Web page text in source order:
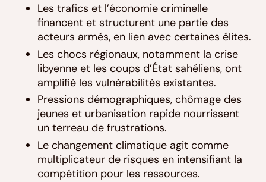
Les trafics et l’économie criminelle
financent et structurent une partie des
acteurs armés, en lien avec certaines élites.
Les chocs régionaux, notamment la crise
libyenne et les coups d’État sahéliens, ont
amplifié les vulnérabilités existantes.
Pressions démographiques, chômage des
jeunes et urbanisation rapide nourrissent
un terreau de frustrations.
Le changement climatique agit comme
multiplicateur de risques en intensifiant la
compétition pour les ressources.